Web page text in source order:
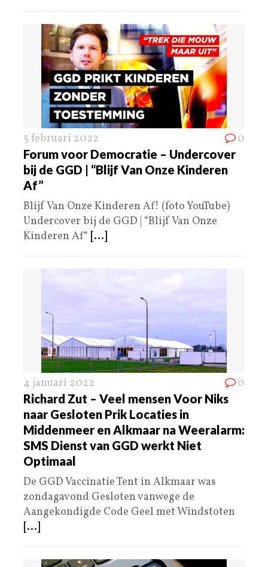
5 februari 2022 0
Forum voor Democratie – Undercover
bij de GGD | “Blijf Van Onze Kinderen
Af”
Blijf Van Onze Kinderen Af! (foto YouTube)
Undercover bij de GGD | “Blijf Van Onze
Kinderen Af“ [...]
4 januari 2022 0
Richard Zut – Veel mensen Voor Niks
naar Gesloten Prik Locaties in
Middenmeer en Alkmaar na Weeralarm:
SMS Dienst van GGD werkt Niet
Optimaal
De GGD Vaccinatie Tent in Alkmaar was
zondagavond Gesloten vanwege de
Aangekondigde Code Geel met Windstoten
[...]